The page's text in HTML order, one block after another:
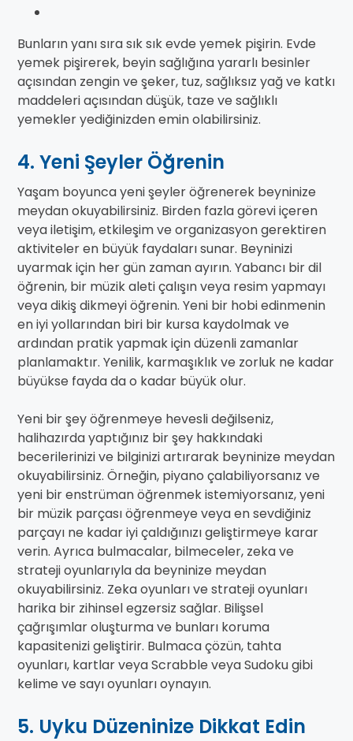
Bunların yanı sıra sık sık evde yemek pişirin. Evde
yemek pişirerek, beyin sağlığına yararlı besinler
açısından zengin ve şeker, tuz, sağlıksız yağ ve katkı
maddeleri açısından düşük, taze ve sağlıklı
yemekler yediğinizden emin olabilirsiniz.
4. Yeni Şeyler Öğrenin
Yaşam boyunca yeni şeyler öğrenerek beyninize
meydan okuyabilirsiniz. Birden fazla görevi içeren
veya iletişim, etkileşim ve organizasyon gerektiren
aktiviteler en büyük faydaları sunar. Beyninizi
uyarmak için her gün zaman ayırın. Yabancı bir dil
öğrenin, bir müzik aleti çalışın veya resim yapmayı
veya dikiş dikmeyi öğrenin. Yeni bir hobi edinmenin
en iyi yollarından biri bir kursa kaydolmak ve
ardından pratik yapmak için düzenli zamanlar
planlamaktır. Yenilik, karmaşıklık ve zorluk ne kadar
büyükse fayda da o kadar büyük olur.
Yeni bir şey öğrenmeye hevesli değilseniz,
halihazırda yaptığınız bir şey hakkındaki
becerilerinizi ve bilginizi artırarak beyninize meydan
okuyabilirsiniz. Örneğin, piyano çalabiliyorsanız ve
yeni bir enstrüman öğrenmek istemiyorsanız, yeni
bir müzik parçası öğrenmeye veya en sevdiğiniz
parçayı ne kadar iyi çaldığınızı geliştirmeye karar
verin. Ayrıca bulmacalar, bilmeceler, zeka ve
strateji oyunlarıyla da beyninize meydan
okuyabilirsiniz. Zeka oyunları ve strateji oyunları
harika bir zihinsel egzersiz sağlar. Bilişsel
çağrışımlar oluşturma ve bunları koruma
kapasitenizi geliştirir. Bulmaca çözün, tahta
oyunları, kartlar veya Scrabble veya Sudoku gibi
kelime ve sayı oyunları oynayın.
5. Uyku Düzeninize Dikkat Edin